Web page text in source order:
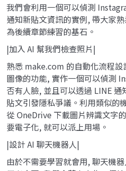
我們會利用一個可以偵測
通知新貼文資訊的實例, 帶大家
為後續章節練習的基石。
|加入 AI 幫我們檢查照片|
熟悉 make.com 的自動化流程設
圖像的功能, 實作一個可以偵測
否有人臉, 並且可以透過 LINE
貼文引發隱私爭議。利用類似的
從 OneDrive 下載圖片辨識文字
要電子化, 就可以派上用場。
|設計 AI 聊天機器人|
由於不需要學習就會用, 聊天機